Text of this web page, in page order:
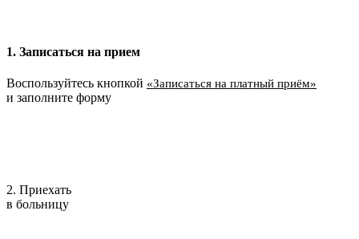
1. Записаться на прием
Воспользуйтесь кнопкой «Записаться на платный приём»
и заполните форму
2. Приехать
в больницу